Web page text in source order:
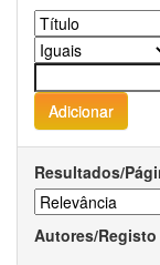
Resultados/
Autores/Registo